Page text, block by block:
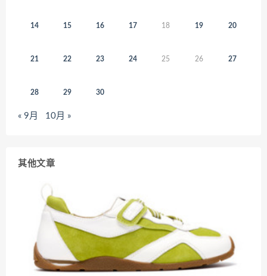
14 15 16 17 18 19 20
21 22 23 24 25 26 27
28 29 30
« 9月 10月 »
其他文章